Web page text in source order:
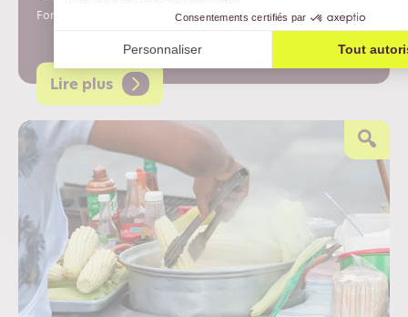
Fonds pour l’environnement mondial.
Lire plus